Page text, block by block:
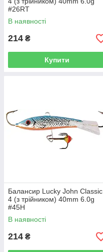
#26RT
В наявності
214 ₴
Купити
Балансир Lucky John Classic
4 (з трійником) 40mm 6.0g
#45H
В наявності
214 ₴